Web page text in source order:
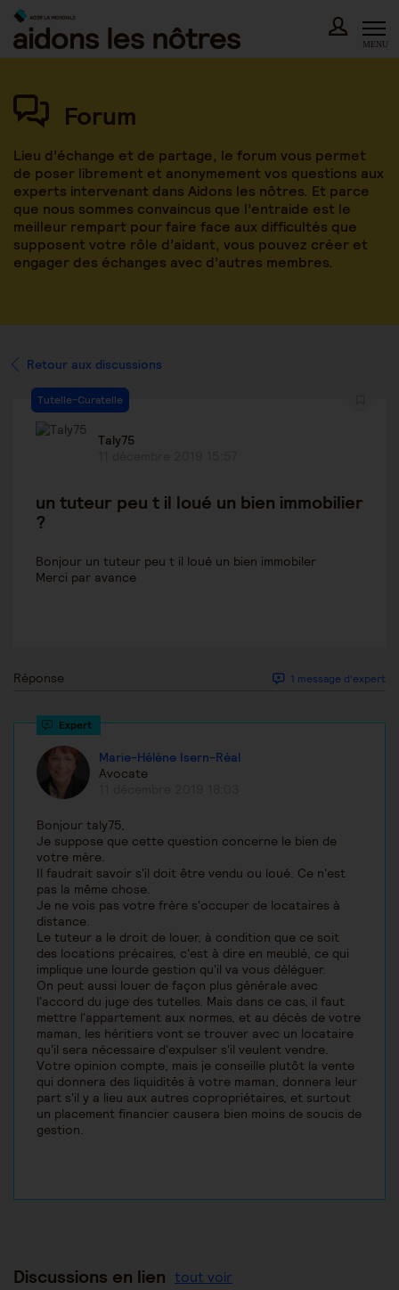
Skip
content
MENU
Forum
Lieu d’échange et de partage, le forum vous permet
de poser librement et anonymement vos questions aux
experts intervenant dans Aidons les nôtres. Et parce
que nous sommes convaincus que l’entraide est le
meilleur rempart pour faire face aux difficultés que
supposent votre rôle d’aidant, vous pouvez créer et
engager des échanges avec d’autres membres.
Retour aux discussions
Tutelle-Curatelle
Taly75
un tuteur peu t il loué un bien immobilier
?
Bonjour un tuteur peu t il loué un bien immobiler
Merci par avance
Réponse 1 message d'expert
Marie-Hélène Isern-Réal
Avocate
Bonjour taly75,
Je suppose que cette question concerne le bien de
votre mère.
Il faudrait savoir s'il doit être vendu ou loué. Ce n'est
pas la même chose.
Je ne vois pas votre frère s'occuper de locataires à
distance.
Le tuteur a le droit de louer, à condition que ce soit
des locations précaires, c'est à dire en meublé, ce qui
implique une lourde gestion qu'il va vous déléguer.
On peut aussi louer de façon plus générale avec
l'accord du juge des tutelles. Mais dans ce cas, il faut
mettre l'appartement aux normes, et au décès de votre
maman, les héritiers vont se trouver avec un locataire
qu'il sera nécessaire d'expulser s'il veulent vendre.
Votre opinion compte, mais je conseille plutôt la vente
qui donnera des liquidités à votre maman, donnera leur
part s'il y a lieu aux autres copropriétaires, et surtout
un placement financier causera bien moins de soucis de
gestion.
Discussions en lien tout voir